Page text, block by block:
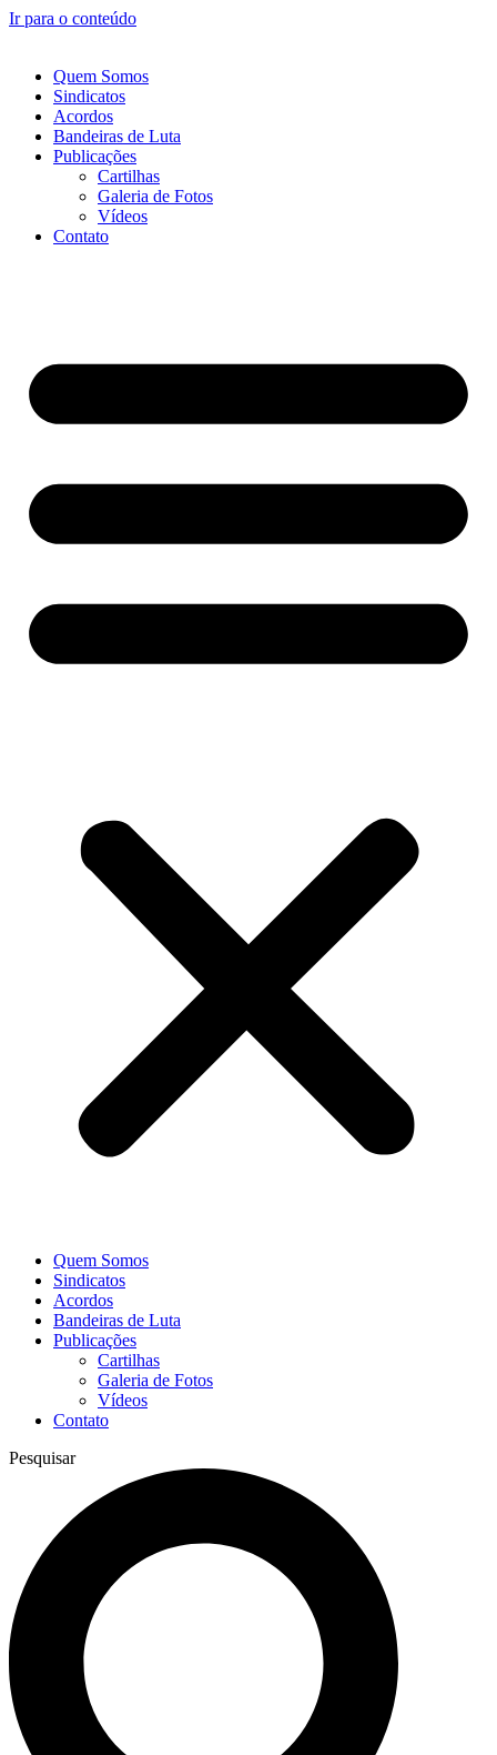
Ir para o conteúdo
Quem Somos
Sindicatos
Acordos
Bandeiras de Luta
Publicações
Cartilhas
Galeria de Fotos
Vídeos
Contato
Quem Somos
Sindicatos
Acordos
Bandeiras de Luta
Publicações
Cartilhas
Galeria de Fotos
Vídeos
Contato
Pesquisar